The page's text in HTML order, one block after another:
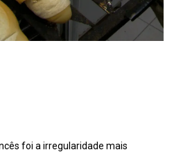
foi a irregularidade mais